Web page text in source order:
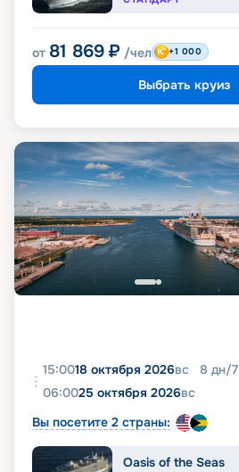
от 81 869 ₽ /чел +1 000
Выбрать круиз
15:0018 октября 2026вс 8 дн/7
06:0025 октября 2026вс
Вы посетите 2 страны:
Oasis of the Seas